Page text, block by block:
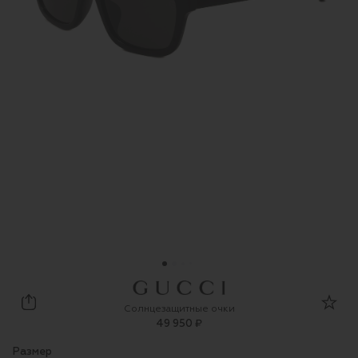
Gucci
Солнцезащитные очки
49 950 ₽
Размер